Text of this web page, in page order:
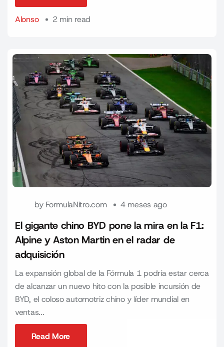
Alonso
2 min read
by FormulaNitro.com 4 meses ago
El gigante chino BYD pone la mira en la F1:
Alpine y Aston Martin en el radar de
adquisición
La expansión global de la Fórmula 1 podría estar cerca
de alcanzar un nuevo hito con la posible incursión de
BYD, el coloso automotriz chino y líder mundial en
ventas...
Read More